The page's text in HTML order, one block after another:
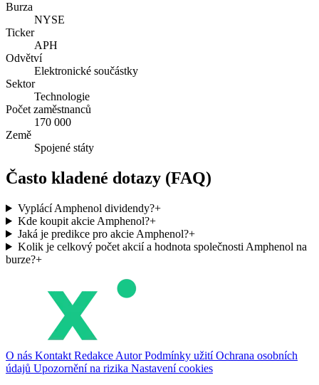
Burza
NYSE
Ticker
APH
Odvětví
Elektronické součástky
Sektor
Technologie
Počet zaměstnanců
170 000
Země
Spojené státy
Často kladené dotazy (FAQ)
Vyplácí Amphenol dividendy?+
Kde koupit akcie Amphenol?+
Jaká je predikce pro akcie Amphenol?+
Kolik je celkový počet akcií a hodnota společnosti Amphenol na
burze?+
O nás Kontakt Redakce AutorPodmínky užitíOchrana osobních
údajů Upozornění na rizika Nastavení cookies